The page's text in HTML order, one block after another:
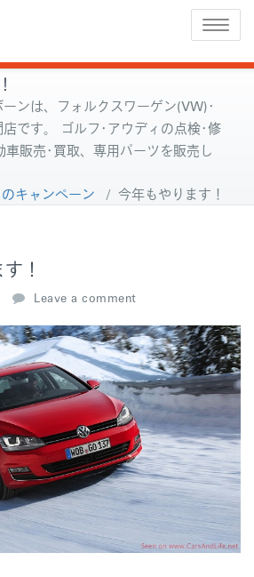
Toggle
ンは、フォルクスワーゲン(VW)･
です。 ゴルフ･アウディの点検･修
車販売･買取、専用パーツを販売し
キャンペーン / 今年もやります！
！
Leave a comment